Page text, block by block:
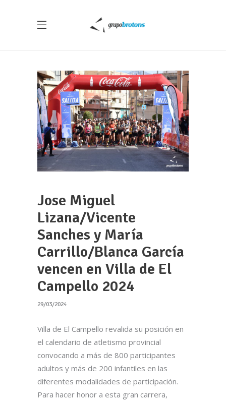
Jose Miguel
Lizana/Vicente
Sanches y María
Carrillo/Blanca García
vencen en Villa de El
Campello 2024
29/03/2024
Villa de El Campello revalida su posición en
el calendario de atletismo provincial
convocando a más de 800 participantes
adultos y más de 200 infantiles en las
diferentes modalidades de participación.
Para hacer honor a esta gran carrera,